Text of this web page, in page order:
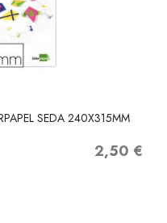
SEDA 240X315MM
Precio
2,50 €